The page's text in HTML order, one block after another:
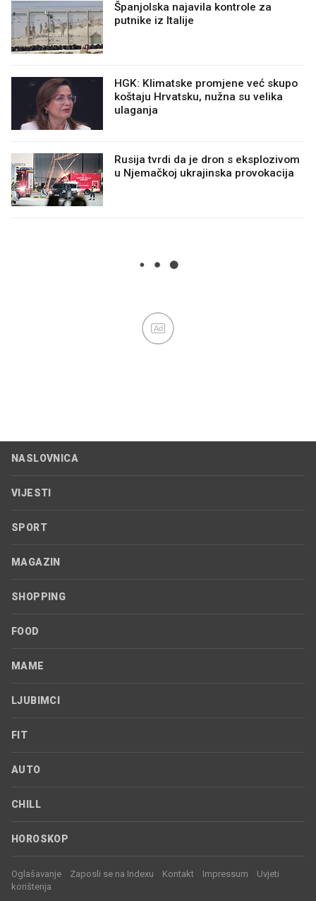
Španjolska najavila kontrole za
putnike iz Italije
HGK: Klimatske promjene već skupo
koštaju Hrvatsku, nužna su velika
ulaganja
Rusija tvrdi da je dron s eksplozivom
u Njemačkoj ukrajinska provokacija
Ad
NASLOVNICA
VIJESTI
SPORT
MAGAZIN
SHOPPING
FOOD
MAME
LJUBIMCI
FIT
AUTO
CHILL
HOROSKOP
Oglašavanje Zaposli se na Indexu Kontakt Impressum
Uvjeti
korištenja